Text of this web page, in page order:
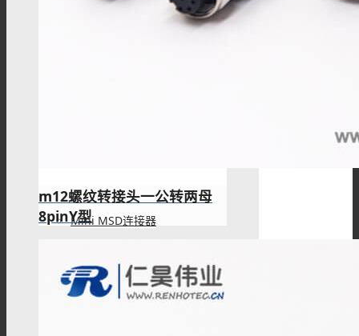
Mini MSD连接器
过孔连接器
m12螺纹转接头一公转两母
8pinY型